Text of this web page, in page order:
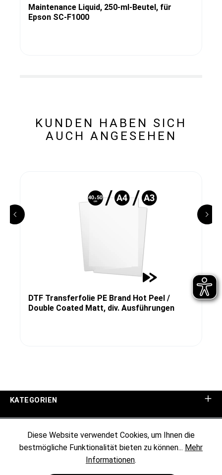
Maintenance Liquid, 250-ml-Beutel, für
Epson SC-F1000
KUNDEN HABEN SICH
AUCH ANGESEHEN
DTF Transferfolie PE Brand Hot Peel /
Double Coated Matt, div. Ausführungen
KATEGORIEN
KUNDENINFORMATIONEN
Diese Website verwendet Cookies, um Ihnen die
bestmögliche Funktionalität bieten zu können... Mehr
Informationen.